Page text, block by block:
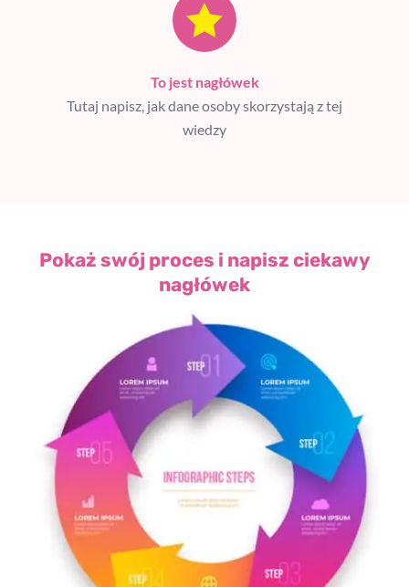
To jest nagłówek
Tutaj napisz, jak dane osoby skorzystają z tej
wiedzy
Pokaż swój proces i napisz ciekawy
nagłówek